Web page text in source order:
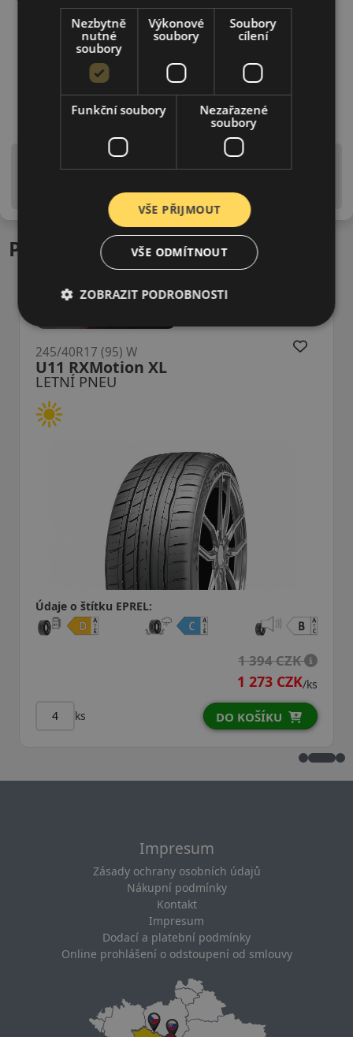
Upozornění! Hodnoty na štítku jsou pouze
is EU štítky ve smyslu dosud platné (předchozí) legislativy.
Podobné produkty
LETNÍ PNEU
U11 RXMotion XL
245/40R17 (95) W
Údaje o štítku EPREL:
1 394 CZK
1 273 CZK/ks
ks DO KOŠÍKU
Impresum
Zásady ochrany osobních údajů
Nákupní podmínky
Kontakt
Impresum
Dodací a platební podmínky
Online prohlášení o odstoupení od smlouvy
Nezbytně
nutné
soubory
Výkonové
soubory
Soubory
cílení
Funkční soubory
Nezařazené
soubory
VŠE PŘIJMOUT
VŠE ODMÍTNOUT
ZOBRAZIT PODROBNOSTI